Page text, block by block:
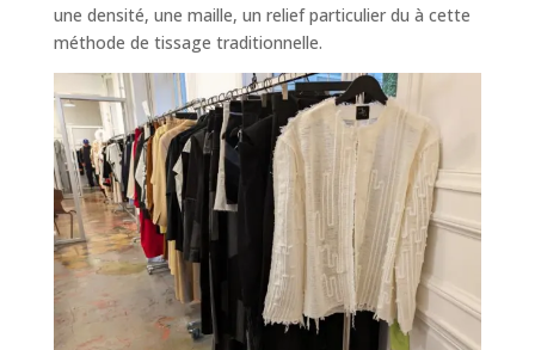
une densité, une maille, un relief particulier du à cette
méthode de tissage traditionnelle.